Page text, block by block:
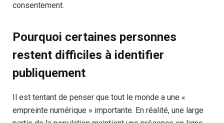
consentement.
Pourquoi certaines personnes
restent difficiles à identifier
publiquement
Il est tentant de penser que tout le monde a une «
empreinte numérique » importante. En réalité, une large